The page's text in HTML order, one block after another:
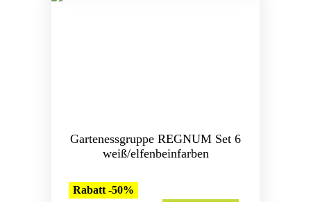
Gartenessgruppe REGNUM Set 6
weiß/elfenbeinfarben
Rabatt -50%